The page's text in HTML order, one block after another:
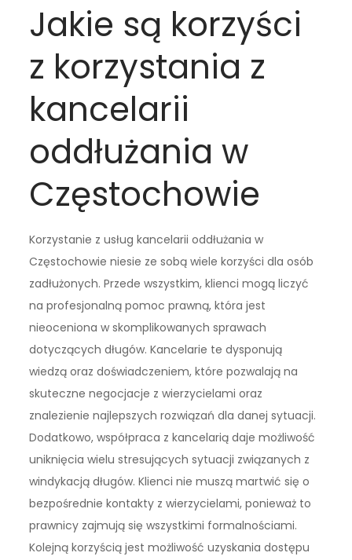
Jakie są korzyści
z korzystania z
kancelarii
oddłużania w
Częstochowie
Korzystanie z usług kancelarii oddłużania w
Częstochowie niesie ze sobą wiele korzyści dla osób
zadłużonych. Przede wszystkim, klienci mogą liczyć
na profesjonalną pomoc prawną, która jest
nieoceniona w skomplikowanych sprawach
dotyczących długów. Kancelarie te dysponują
wiedzą oraz doświadczeniem, które pozwalają na
skuteczne negocjacje z wierzycielami oraz
znalezienie najlepszych rozwiązań dla danej sytuacji.
Dodatkowo, współpraca z kancelarią daje możliwość
uniknięcia wielu stresujących sytuacji związanych z
windykacją długów. Klienci nie muszą martwić się o
bezpośrednie kontakty z wierzycielami, ponieważ to
prawnicy zajmują się wszystkimi formalnościami.
Kolejną korzyścią jest możliwość uzyskania dostępu